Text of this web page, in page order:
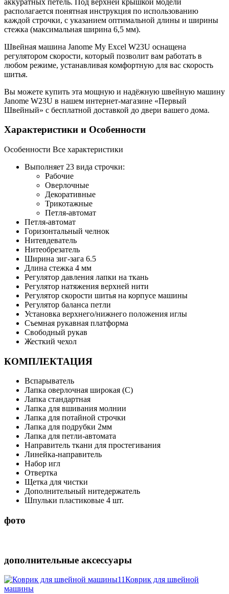
располагается понятная инструкция по использованию
каждой строчки, с указанием оптимальной длины и ширины
стежка (максимальная ширина 6,5 мм).
Швейная машина Janome My Excel W23U оснащена
регулятором скорости, который позволит вам работать в
любом режиме, устанавливая комфортную для вас скорость
шитья.
Вы можете купить эта мощную и надёжную швейную машину
Janome W23U в нашем интернет-магазине «Первый
Швейный» с бесплатной доставкой до двери вашего дома.
Характеристики и Особенности
Особенности Все характеристики
Выполняет 23 вида строчки:
Рабочие
Оверлочные
Декоративные
Трикотажные
Петля-автомат
Петля-автомат
Горизонтальный челнок
Нитевдеватель
Нитеобрезатель
Ширина зиг-зага 6.5
Длина стежка 4 мм
Регулятор давления лапки на ткань
Регулятор натяжения верхней нити
Регулятор скорости шитья на корпусе машины
Регулятор баланса петли
Установка верхнего/нижнего положения иглы
Съемная рукавная платформа
Свободный рукав
Жесткий чехол
КОМПЛЕКТАЦИЯ
Вспарыватель
Лапка оверлочная широкая (C)
Лапка стандартная
Лапка для вшивания молнии
Лапка для потайной строчки
Лапка для подрубки 2мм
Лапка для петли-автомата
Направитель ткани для простегивания
Линейка-направитель
Набор игл
Отвертка
Щетка для чистки
Дополнительный нитедержатель
Шпульки пластиковые 4 шт.
фото
дополнительные аксессуары
Коврик для швейной
машины